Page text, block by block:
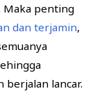
Maka penting
dan terjamin,
berjalan lancar.